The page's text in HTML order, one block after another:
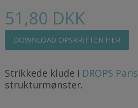
51,80 DKK
DOWNLOAD OPSKRIFTEN HER
Strikkede klude i DROPS Paris
strukturmønster.